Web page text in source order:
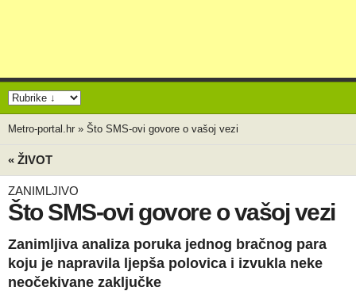
Metro-portal.hr » Što SMS-ovi govore o vašoj vezi
« ŽIVOT
ZANIMLJIVO
Što SMS-ovi govore o vašoj vezi
Zanimljiva analiza poruka jednog bračnog para
koju je napravila ljepša polovica i izvukla neke
neočekivane zaključke